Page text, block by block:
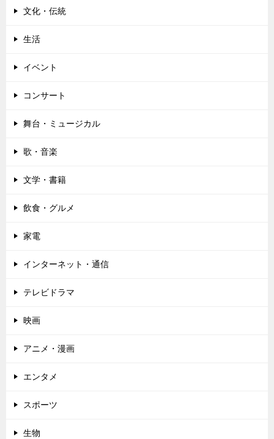
文化・伝統
生活
イベント
コンサート
舞台・ミュージカル
歌・音楽
文学・書籍
飲食・グルメ
家電
インターネット・通信
テレビドラマ
映画
アニメ・漫画
エンタメ
スポーツ
生物